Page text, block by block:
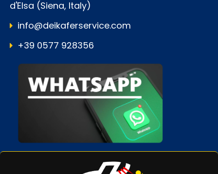
d'Elsa (Siena, Italy)
info@deikaferservice.com
+39 0577 928356